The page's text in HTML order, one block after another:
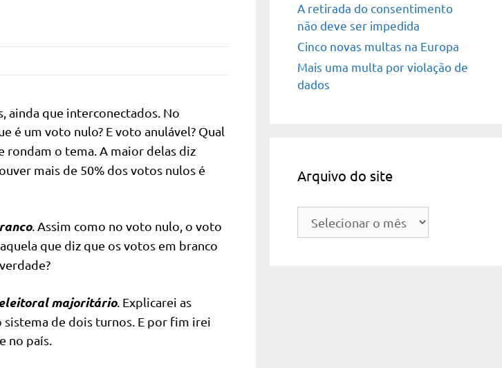
ainda que interconectados. No
é um voto nulo? E voto anulável? Qual
rondam o tema. A maior delas diz
mais de 50% dos votos nulos é
. Assim como no voto nulo, o voto
que diz que os votos em branco
majoritário. Explicarei as
de dois turnos. E por fim irei
no país.
A retirada do consentimento
não deve ser impedida
Cinco novas multas na Europa
Mais uma multa por violação de
dados
Arquivo do site
Arquivo